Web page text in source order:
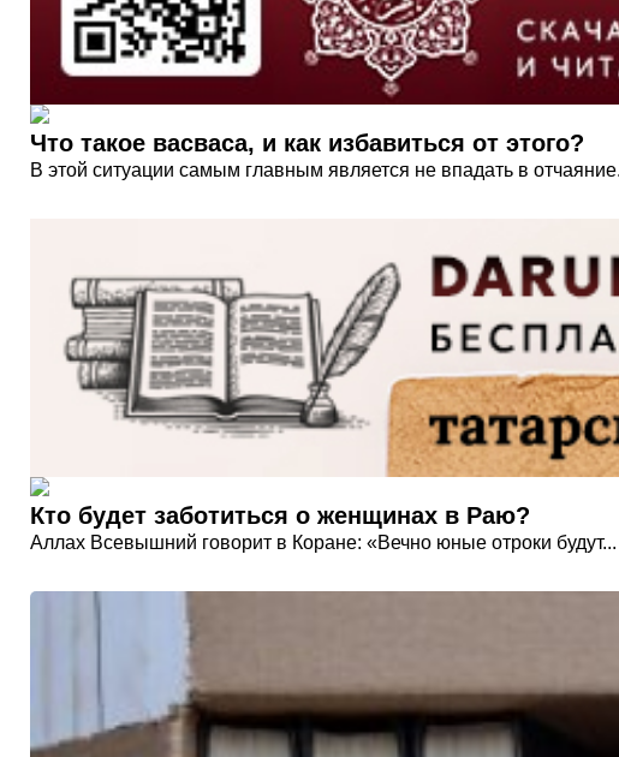
Что такое васваса, и как избавиться от этого?
В этой ситуации самым главным является не впадать в
Кто будет заботиться о женщинах в Раю?
Аллах Всевышний говорит в Коране: «Вечно юные отроки будут...